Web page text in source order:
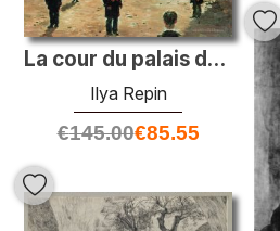
La cour du palais de Petrovsky
Ilya Repin
€145.00€85.55